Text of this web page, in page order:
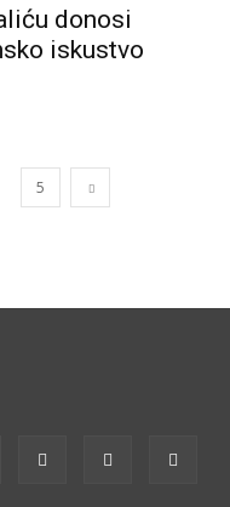
donosi
iskustvo
5